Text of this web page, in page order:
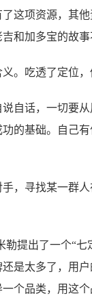
这项资源，其
和加多宝的故事
。吃透了定位，
自话，一切要
的基础。自己
，寻找某一群
提出了一个“七
是太多了，用
个品类，用这